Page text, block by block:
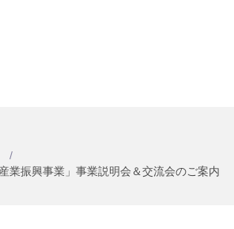
業振興事業」事業説明会＆交流会のご案内